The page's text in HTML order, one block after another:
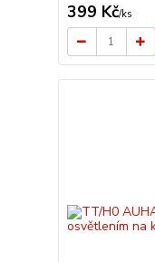
399 Kč/ks